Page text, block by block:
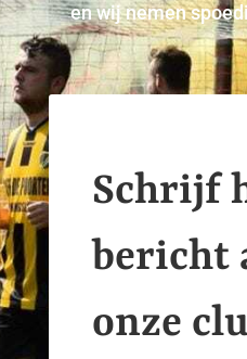
en wij nemen
Schrijf
bericht
onze